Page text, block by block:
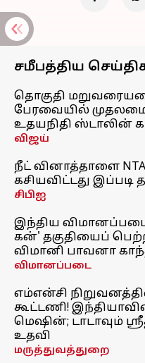
சமீபத்திய
தொகுதி
பேரவையில்
உதயநிதி ஸ்டாலின்
விஜய்
நீட் வினாத்தாளை
கசியவிட்டது இப்படி
சிபிஐ
இந்திய
கன்' தகுதியைப்
விமானி பாவனா
விமானப்படை
எம்என்சி
கூட்டணி!
மெஷின்; டாடாவும்
உதவி
மருத்துவத்துறை